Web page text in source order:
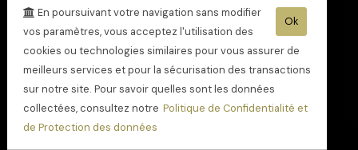
Ok
En poursuivant votre navigation sans modifier
vos paramètres, vous acceptez l'utilisation des
cookies ou technologies similaires pour vous assurer de
meilleurs services et pour la sécurisation des transactions
sur notre site. Pour savoir quelles sont les données
collectées, consultez notre Politique de Confidentialité et
de Protection des données